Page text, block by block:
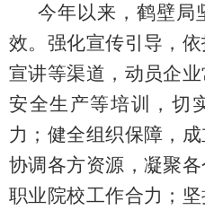
今年以来，鹤壁局
效。强化宣传引导，依
宣讲等渠道，动员企业
安全生产等培训，切
力；健全组织保障，成
协调各方资源，凝聚各
职业院校工作合力；